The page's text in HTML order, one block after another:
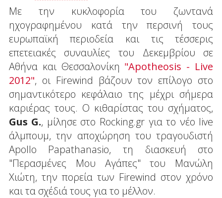
Με την κυκλοφορία του ζωντανά
ηχογραφημένου κατά την περσινή τους
ευρωπαϊκή περιοδεία και τις τέσσερις
επετειακές συναυλίες του Δεκεμβρίου σε
Αθήνα και Θεσσαλονίκη "Apotheosis - Live
2012", οι Firewind βάζουν τον επίλογο στο
σημαντικότερο κεφάλαιο της μέχρι σήμερα
καριέρας τους. O κιθαρίστας του σχήματος,
Gus G., μίλησε στο Rocking.gr για το νέο live
άλμπουμ, την αποχώρηση του τραγουδιστή
Apollo Papathanasio, τη διασκευή στο
"Περασμένες Μου Αγάπες" του Μανώλη
Χιώτη, την πορεία των Firewind στον χρόνο
και τα σχέδιά τους για το μέλλον.